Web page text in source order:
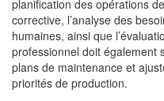
planification des opérations
corrective, l’analyse des
humaines, ainsi que
professionnel doit
plans de maintenance et
priorités de production.